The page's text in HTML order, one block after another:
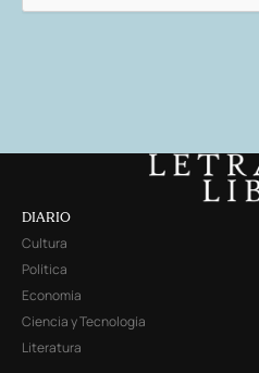
DIARIO
Cultura
Política
Economía
Ciencia y Tecnología
Literatura